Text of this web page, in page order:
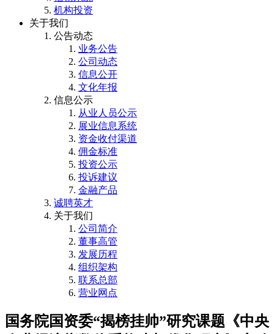
机构投资
关于我们
公告动态
业务公告
公司动态
信息公开
文化年报
信息公示
从业人员公示
展业信息系统
资金收付渠道
佣金标准
投资公示
投诉建议
金融产品
诚聘英才
关于我们
公司简介
董事高管
发展历程
组织架构
联系总部
营业网点
国务院国资委“揭榜挂帅”研究课题《中央